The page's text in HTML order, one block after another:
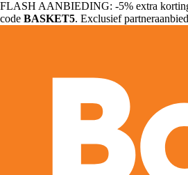
FLASH AANBIEDING: -5% extra
code BASKET5. Exclusief